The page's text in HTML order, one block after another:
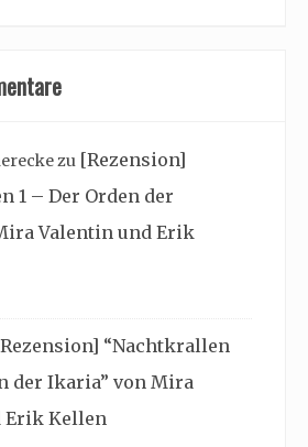
zu [Rezension]
1 – Der Orden der
Valentin und Erik
“Nachtkrallen
der Ikaria” von Mira
Erik Kellen